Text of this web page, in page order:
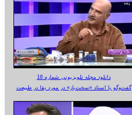
دانلود مجله تلویزیونی شماره 18
گفت‌وگو با استاد «سخت‌باز» در مورد بقا در طبیعت